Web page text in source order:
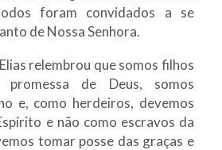
foram convidados a se
de Nossa Senhora.
relembrou que somos filhos
de Deus, somos
e, como herdeiros, devemos
e não como escravos da
tomar posse das graças e